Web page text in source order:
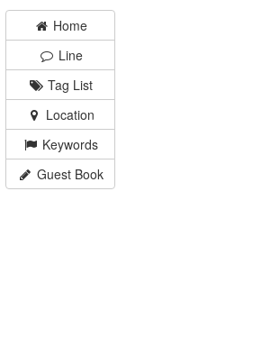
Home
Line
Tag List
Location
Keywords
Guest Book